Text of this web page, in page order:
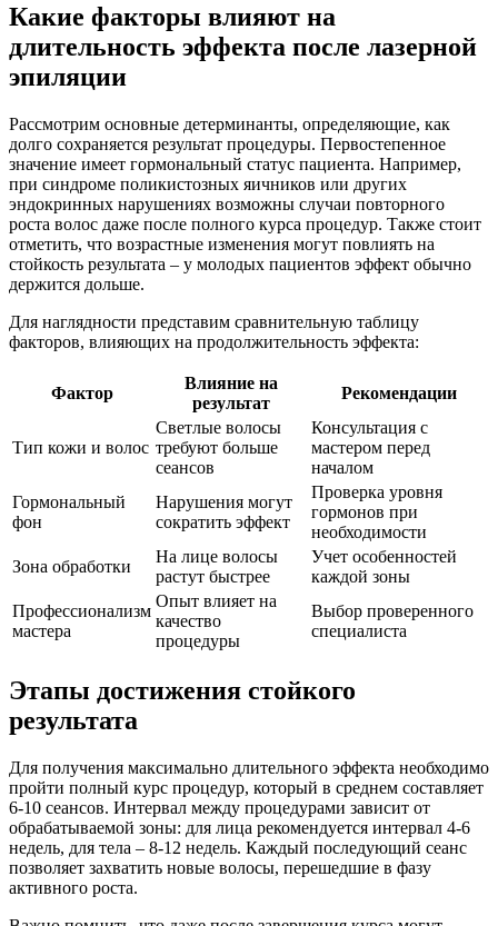
Какие факторы влияют на
длительность эффекта после лазерной
эпиляции
Рассмотрим основные детерминанты, определяющие, как
долго сохраняется результат процедуры. Первостепенное
значение имеет гормональный статус пациента. Например,
при синдроме поликистозных яичников или других
эндокринных нарушениях возможны случаи повторного
роста волос даже после полного курса процедур. Также стоит
отметить, что возрастные изменения могут повлиять на
стойкость результата – у молодых пациентов эффект обычно
держится дольше.
Для наглядности представим сравнительную таблицу
факторов, влияющих на продолжительность эффекта:
Фактор
Влияние на
результат
Рекомендации
Тип кожи и волос
Светлые волосы
требуют больше
сеансов
Консультация с
мастером перед
началом
Гормональный
фон
Нарушения могут
сократить эффект
Проверка уровня
гормонов при
необходимости
Зона обработки
На лице волосы
растут быстрее
Учет особенностей
каждой зоны
Профессионализм
мастера
Опыт влияет на
качество
процедуры
Выбор проверенного
специалиста
Этапы достижения стойкого
результата
Для получения максимально длительного эффекта необходимо
пройти полный курс процедур, который в среднем составляет
6-10 сеансов. Интервал между процедурами зависит от
обрабатываемой зоны: для лица рекомендуется интервал 4-6
недель, для тела – 8-12 недель. Каждый последующий сеанс
позволяет захватить новые волосы, перешедшие в фазу
активного роста.